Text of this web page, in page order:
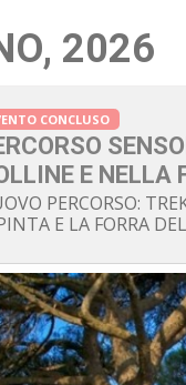
2026
CONCLUSO
E NELLA
PERCORSO:
E LA FORRA